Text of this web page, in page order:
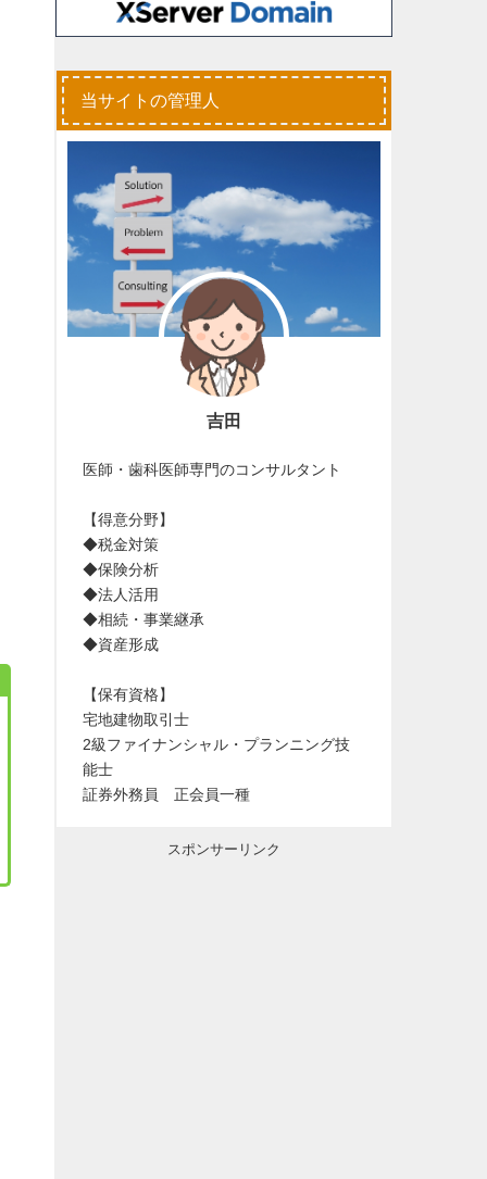
当サイトの管理人
吉田
医師・歯科医師専門のコンサルタント
【得意分野】
◆税金対策
◆保険分析
◆法人活用
◆相続・事業継承
◆資産形成
【保有資格】
宅地建物取引士
2級ファイナンシャル・プランニング技
能士
証券外務員 正会員一種
スポンサーリンク